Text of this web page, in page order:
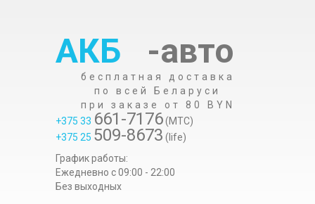
АКБ -авто
бесплатная доставка
по всей Беларуси
при заказе от 80 BYN
+375 33 661-7176(МТС)
+375 25 509-8673 (life)
График работы:
Ежедневно c 09:00 - 22:00
Без выходных